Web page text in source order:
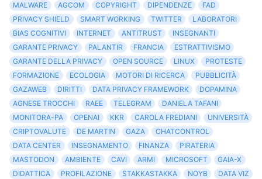
MALWARE
AGCOM COPYRIGHT DIPENDENZE
FAD
PRIVACY SHIELD
SMART WORKING TWITTER
LABORATORI
BIAS COGNITIVI
INTERNET ANTITRUST
INSEGNANTI
GARANTE PRIVACY
PALANTIR FRANCIA
ESTRATTIVISMO
GARANTE DELLA PRIVACY
OPEN SOURCE LINUX
PROTESTE
FORMAZIONE
ECOLOGIA MOTORI DI RICERCA
PUBBLICITÀ
GAZAWEB
DIRITTI DATA PRIVACY FRAMEWORK
DOPAMINA
AGNESE TROCCHI
RAEE TELEGRAM
DANIELA TAFANI
MONITORA-PA
OPENAI KKR CAROLA FREDIANI
UNIVERSITÀ
CRIPTOVALUTE
DE MARTIN GAZA
CHATCONTROL
DATA CENTER
INSEGNAMENTO FINANZA
PIRATERIA
MASTODON
AMBIENTE CAVI ARMI MICROSOFT
GAIA-X
DIDATTICA
PROFILAZIONE STAKKASTAKKA NOYB
DATA VIZ